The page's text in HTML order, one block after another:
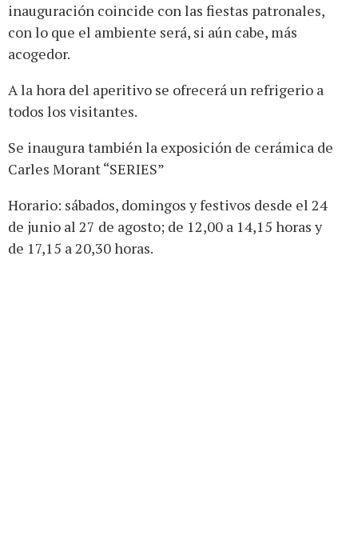
inauguración coincide con las fiestas patronales,
con lo que el ambiente será, si aún cabe, más
acogedor.
A la hora del aperitivo se ofrecerá un refrigerio a
todos los visitantes.
Se inaugura también la exposición de cerámica de
Carles Morant “SERIES”
Horario: sábados, domingos y festivos desde el 24
de junio al 27 de agosto; de 12,00 a 14,15 horas y
de 17,15 a 20,30 horas.